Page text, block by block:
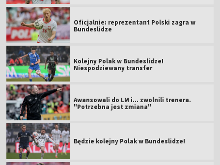
Oficjalnie: reprezentant Polski zagra w
Bundeslidze
Kolejny Polak w Bundeslidze!
Niespodziewany transfer
Awansowali do LM i... zwolnili trenera.
"Potrzebna jest zmiana"
Będzie kolejny Polak w Bundeslidze!